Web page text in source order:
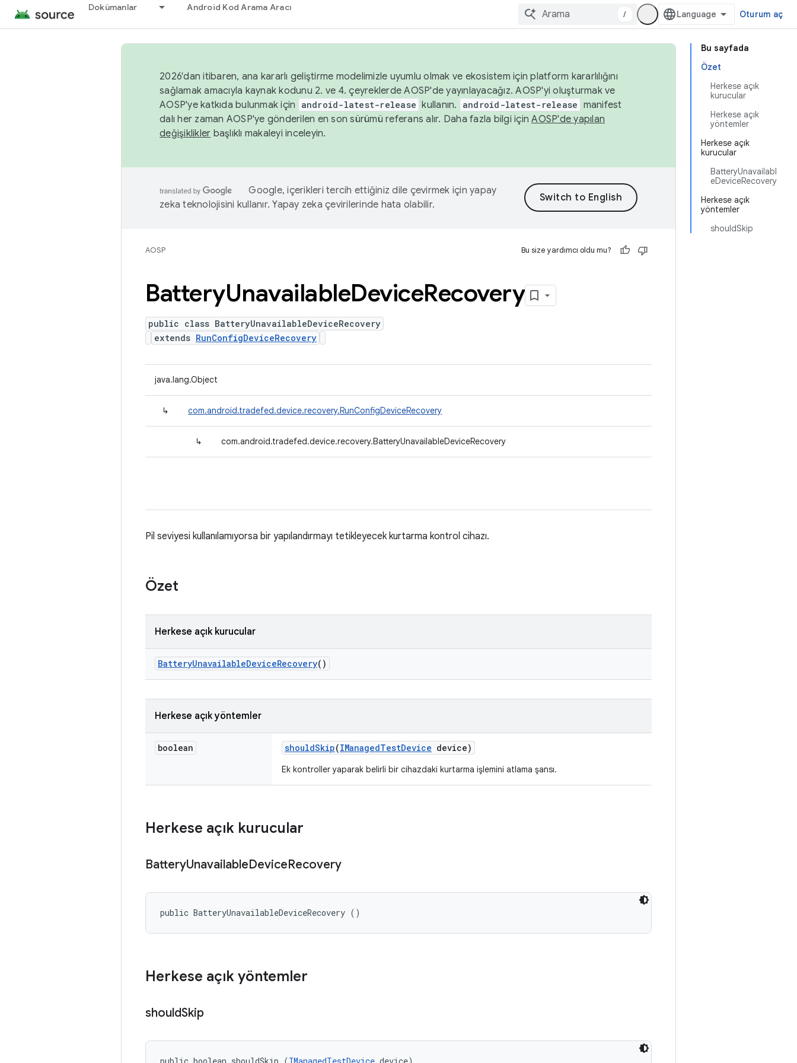
Dokümanlar Android Kod Arama Aracı
/ Oturum aç
Bu sayfada
Özet
Herkese açık
kurucular
Herkese açık
yöntemler
Herkese açık
kurucular
BatteryUnavailabl
eDeviceRecovery
Herkese açık
yöntemler
shouldSkip
2026'dan itibaren, ana kararlı geliştirme modelimizle uyumlu olmak ve ekosistem için platform kararlılığını
sağlamak amacıyla kaynak kodunu 2. ve 4. çeyreklerde AOSP'de yayınlayacağız. AOSP'yi oluşturmak ve
AOSP'ye katkıda bulunmak için
android-latest-release kullanın. android-latest-release manifest
dalı her zaman AOSP'ye gönderilen en son sürümü referans alır. Daha fazla bilgi içinAOSP'de yapılan
değişiklikler başlıklı makaleyi inceleyin.
Google, içerikleri tercih ettiğiniz dile çevirmek için yapay
zeka teknolojisini kullanır. Yapay zeka çevirilerinde hata olabilir.
AOSP Bu size yardımcı oldu mu?
BatteryUnavailableDeviceRecovery
public class BatteryUnavailableDeviceRecovery
extends RunConfigDeviceRecovery
java.lang.Object
↳ com.android.tradefed.device.recovery.RunConfigDeviceRecovery
↳ com.android.tradefed.device.recovery.BatteryUnavailableDeviceRecovery
Pil seviyesi kullanılamıyorsa bir yapılandırmayı tetikleyecek kurtarma kontrol cihazı.
Özet
Herkese açık kurucular
BatteryUnavailableDeviceRecovery()
Herkese açık yöntemler
boolean shouldSkip(IManagedTestDevice device)
Ek kontroller yaparak belirli bir cihazdaki kurtarma işlemini atlama şansı.
Herkese açık kurucular
BatteryUnavailableDeviceRecovery
public BatteryUnavailableDeviceRecovery ()
Herkese açık yöntemler
shouldSkip